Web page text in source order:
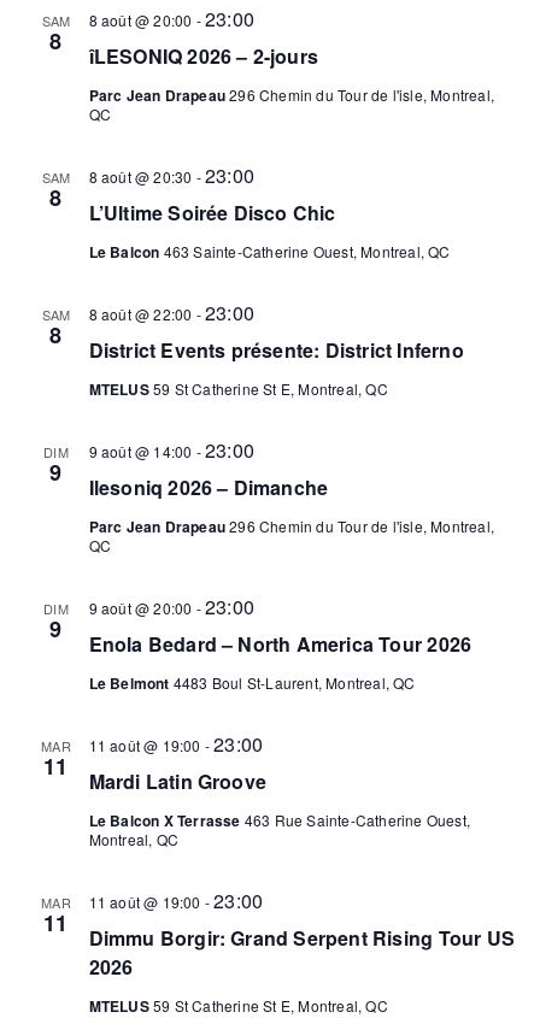
SAM
8 îLESONIQ 2026 – 2-jours
8 août @ 20:00 -23:00
Parc Jean Drapeau296 Chemin du Tour de l'isle, Montreal,
QC
SAM
8 L’Ultime Soirée Disco Chic
8 août @ 20:30 -23:00
Le Balcon 463 Sainte-Catherine Ouest, Montreal, QC
SAM
8 District Events présente: District Inferno
8 août @ 22:00 -23:00
MTELUS59 St Catherine St E, Montreal, QC
DIM
9 Ilesoniq 2026 – Dimanche
9 août @ 14:00 -23:00
Parc Jean Drapeau296 Chemin du Tour de l'isle, Montreal,
QC
DIM
9 Enola Bedard – North America Tour 2026
9 août @ 20:00 -23:00
Le Belmont 4483 Boul St-Laurent, Montreal, QC
MAR
11 Mardi Latin Groove
11 août @ 19:00 -23:00
Le Balcon X Terrasse 463 Rue Sainte-Catherine Ouest,
Montreal, QC
MAR
11
Dimmu Borgir: Grand Serpent Rising Tour US
2026
11 août @ 19:00 -23:00
MTELUS59 St Catherine St E, Montreal, QC